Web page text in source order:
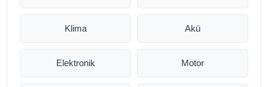
Klima Akü
Elektronik Motor